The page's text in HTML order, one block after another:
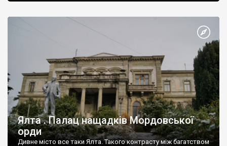
Ялта . Палац нащадків Мордовської
орди
Дивне місто все таки Ялта. Такого контрасту між багатством